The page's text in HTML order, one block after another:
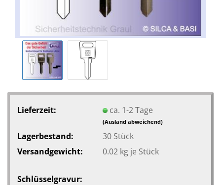
Lieferzeit: ca. 1-2 Tage
(Ausland abweichend)
Lagerbestand: 30 Stück
Versandgewicht:
0.02kg je Stück
Schlüsselgravur: